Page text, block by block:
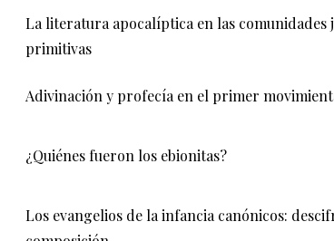
La literatura apocalíptica en las comunidades
primitivas
Adivinación y profecía en el primer
¿Quiénes fueron los ebionitas?
Los evangelios de la infancia canónicos: